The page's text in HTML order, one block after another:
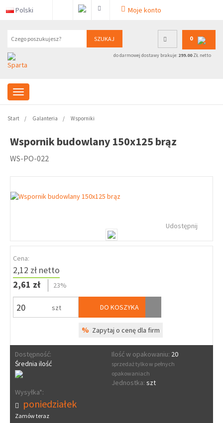
Polski Moje konto
SZUKAJ 0
do darmowej dostawy brakuje: 299.00ZŁ netto
Start Galanteria Wsporniki
Wspornik budowlany 150x125 brąz
WS-PO-022
Udostępnij
Cena:
2,12 zł netto
2,61 zł
23%
szt DO KOSZYKA
% Zapytaj o cenę dla firm
Dostępność:
Średnia ilość
Ilość w opakowaniu: 20
sprzedaż tylko w pełnych
opakowaniach
Jednostka: szt
Wysyłka*:
poniedziałek
Zamów teraz